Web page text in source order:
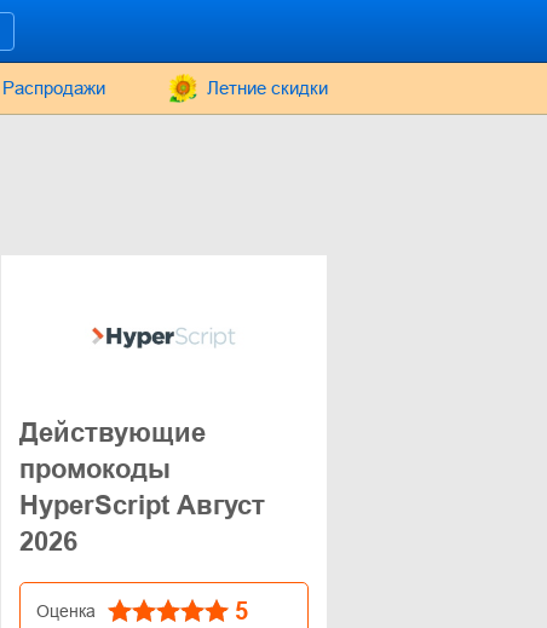
Распродажи Летние скидки
Действующие
промокоды
HyperScript Август
2026
Оценка 5